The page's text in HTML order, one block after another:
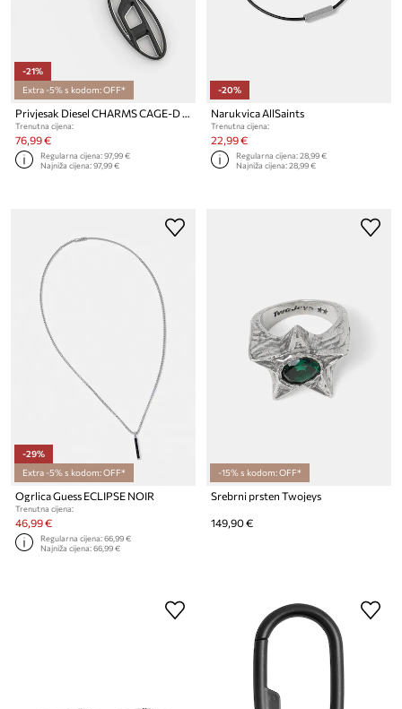
-21%
Extra -5% s kodom: OFF*
Trenutna cijena:
76,99 €
Regularna cijena:97,99 €
Najniža cijena:97,99 €
-20%
Narukvica AllSaints
Trenutna cijena:
22,99 €
Regularna cijena:28,99 €
Najniža cijena:28,99 €
-29%
Extra -5% s kodom: OFF*
Ogrlica Guess ECLIPSE NOIR
Trenutna cijena:
46,99 €
Regularna cijena:66,99 €
Najniža cijena:66,99 €
-15% s kodom: OFF*
Srebrni prsten Twojeys
149,90 €